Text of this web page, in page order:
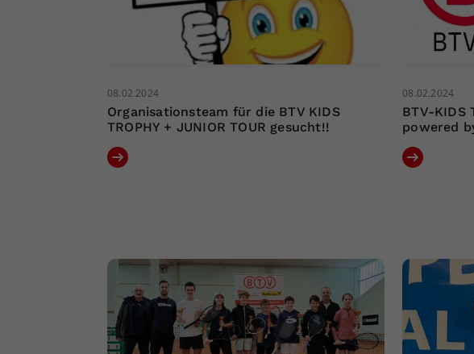
08.02.2024
Organisationsteam für die BTV KIDS
TROPHY + JUNIOR TOUR gesucht!!
08.02.2024
BTV-KIDS
powered